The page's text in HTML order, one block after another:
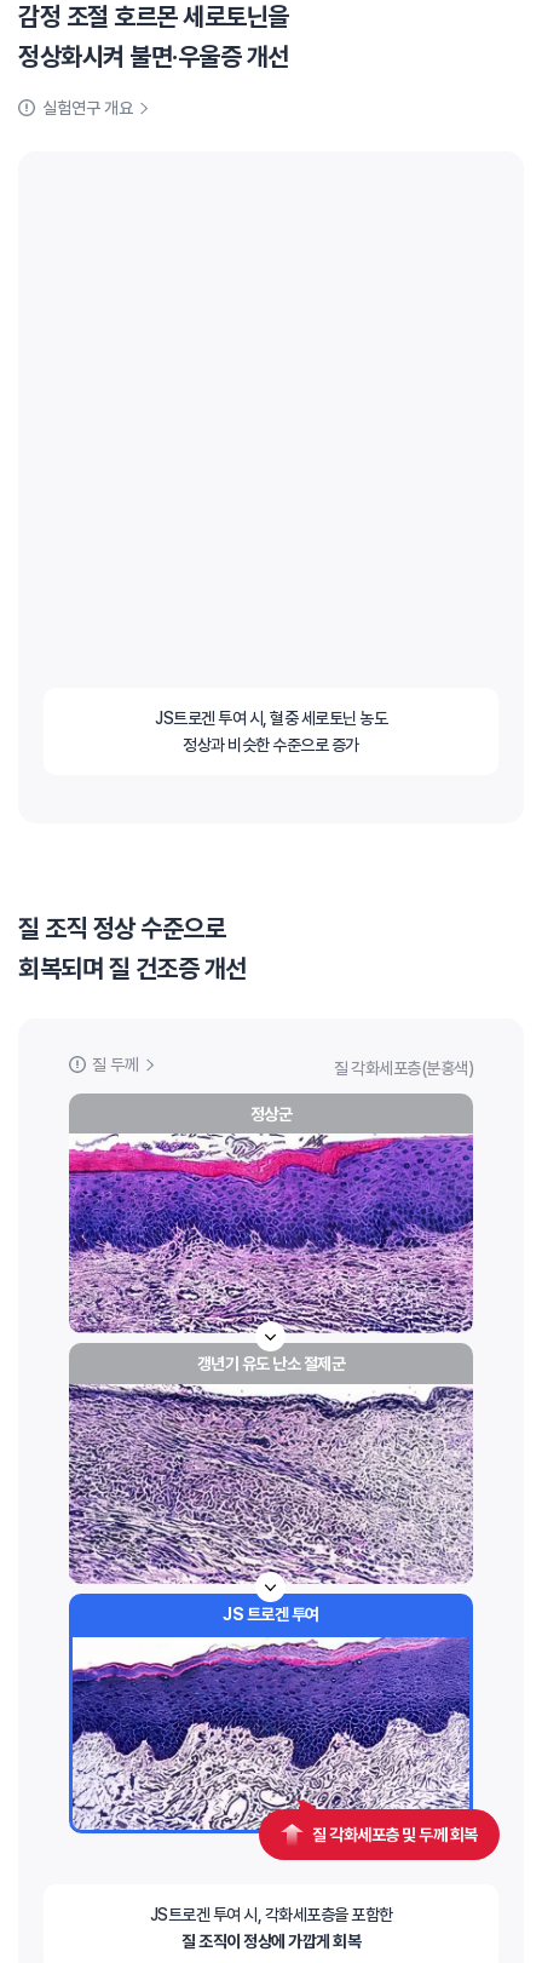
감정 조절 호르몬 세로토닌을
정상화시켜 불면·우울증 개선
실험연구 개요
JS트로겐 투여 시, 혈중 세로토닌 농도
정상과 비슷한 수준으로 증가
질 조직 정상 수준으로
회복되며 질 건조증 개선
질 두께 질 각화세포층(분홍색)
정상군
갱년기 유도 난소 절제군
JS 트로겐 투여
질 각화세포층 및 두께 회복
JS트로겐 투여 시, 각화세포층을 포함한
질 조직이 정상에 가깝게 회복